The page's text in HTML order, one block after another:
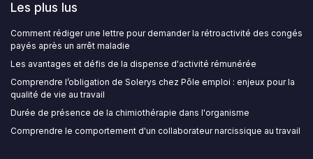
Les plus lus
Comment rédiger une lettre pour demander la rétroactivité des congés
payés après un arrêt maladie
Les avantages et défis de la dispense d'activité rémunérée
Comprendre l’obligation de Solerys chez Pôle emploi : enjeux pour la
qualité de vie au travail
Durée de présence de la chimiothérapie dans l'organisme
Comprendre le comportement d'un collaborateur narcissique au travail